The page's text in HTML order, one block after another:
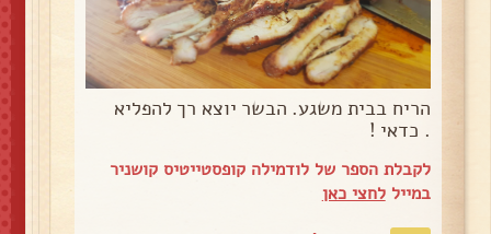
הריח בבית משגע. הבשר יוצא רך להפליא
. כדאי !
לקבלת הספר של לודמילה קופסטייטיס קושניר
במייללחצי כאן